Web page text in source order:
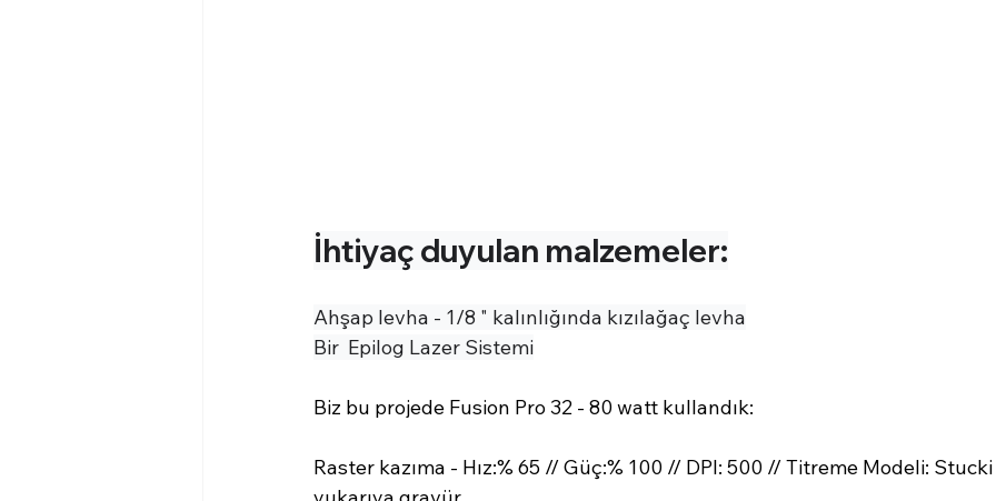
İhtiyaç duyulan malzemeler:
Ahşap levha - 1/8 " kalınlığında kızılağaç levha
Bir  Epilog Lazer Sistemi
Biz bu projede Fusion Pro 32 - 80 watt kullandık:
Raster kazıma - Hız:% 65 // Güç:% 100 // DPI: 500 // Titreme Modeli: